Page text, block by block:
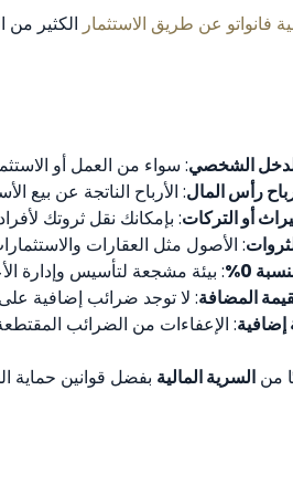
فانواتو عن طريق الاستثمار الكثير من
الشخصي: سواء من العمل أو
رأس المال: الأرباح الناتجة عن بيع
أو التركات: بإمكانك نقل ثروتك
: الأصول مثل العقارات
0%
: بيئة مشجعة لتأسيس وإدارة
المضافة: لا توجد ضرائب إضافية
إضافية: الإعفاءات من الضرائب
من السرية المالية بفضل قوانين حماية